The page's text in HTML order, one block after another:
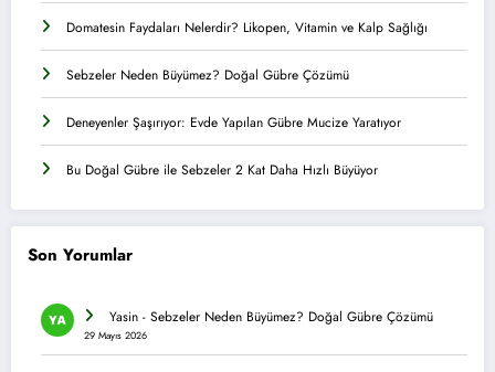
Domatesin Faydaları Nelerdir? Likopen, Vitamin ve Kalp Sağlığı
Sebzeler Neden Büyümez? Doğal Gübre Çözümü
Deneyenler Şaşırıyor: Evde Yapılan Gübre Mucize Yaratıyor
Bu Doğal Gübre ile Sebzeler 2 Kat Daha Hızlı Büyüyor
Son Yorumlar
Yasin - Sebzeler Neden Büyümez? Doğal Gübre Çözümü
29 Mayıs 2026